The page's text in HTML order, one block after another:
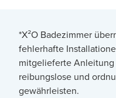
*X²O Badezimmer
fehlerhafte
mitgelieferte
reibungslose und
gewährleisten.